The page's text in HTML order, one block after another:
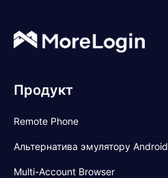
Продукт
Remote Phone
Альтернатива эмулятору Android
Multi-Account Browser